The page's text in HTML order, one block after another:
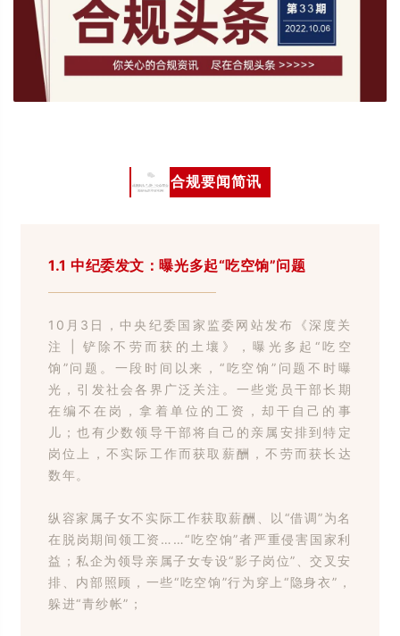
01 合规要闻简讯
1.1 中纪委发文：曝光多起“吃空饷”问题
10月3日，中央纪委国家监委网站发布《深度关
注 | 铲除不劳而获的土壤》，曝光多起“吃空
饷”问题。一段时间以来，“吃空饷”问题不时曝
光，引发社会各界广泛关注。一些党员干部长期
在编不在岗，拿着单位的工资，却干自己的事
儿；也有少数领导干部将自己的亲属安排到特定
岗位上，不实际工作而获取薪酬，不劳而获长达
数年。
纵容家属子女不实际工作获取薪酬、以“借调”为名
在脱岗期间领工资……“吃空饷”者严重侵害国家利
益；私企为领导亲属子女专设“影子岗位”、交叉安
排、内部照顾，一些“吃空饷”行为穿上“隐身衣”，
躲进“青纱帐”；